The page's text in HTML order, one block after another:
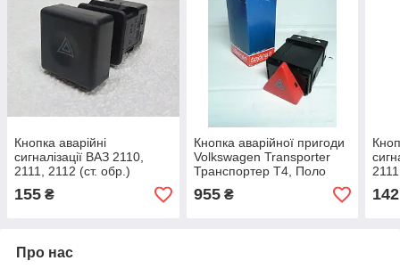
Кнопка аварійні
сигналізації ВАЗ 2110,
2111, 2112 (ст. обр.)
155 ₴
Кнопка аварійної пригоди
Volkswagen Transporter
Транспортер T4, Поло
Topran
955₴ 142
Про нас